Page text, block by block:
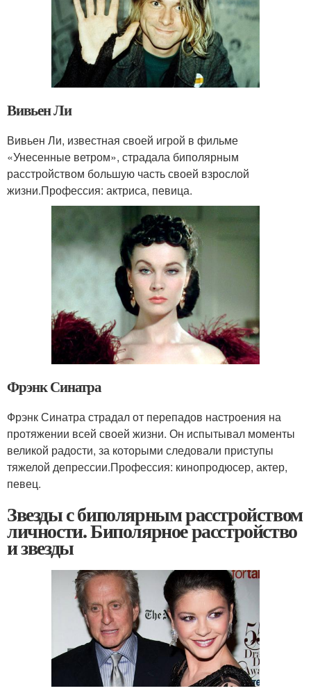
Вивьен Ли
Вивьен Ли, известная своей игрой в фильме
«Унесенные ветром», страдала биполярным
расстройством большую часть своей взрослой
жизни.Профессия: актриса, певица.
Фрэнк Синатра
Фрэнк Синатра страдал от перепадов настроения на
протяжении всей своей жизни. Он испытывал моменты
великой радости, за которыми следовали приступы
тяжелой депрессии.Профессия: кинопродюсер, актер,
певец.
Звезды с биполярным расстройством
личности. Биполярное расстройство
и звезды